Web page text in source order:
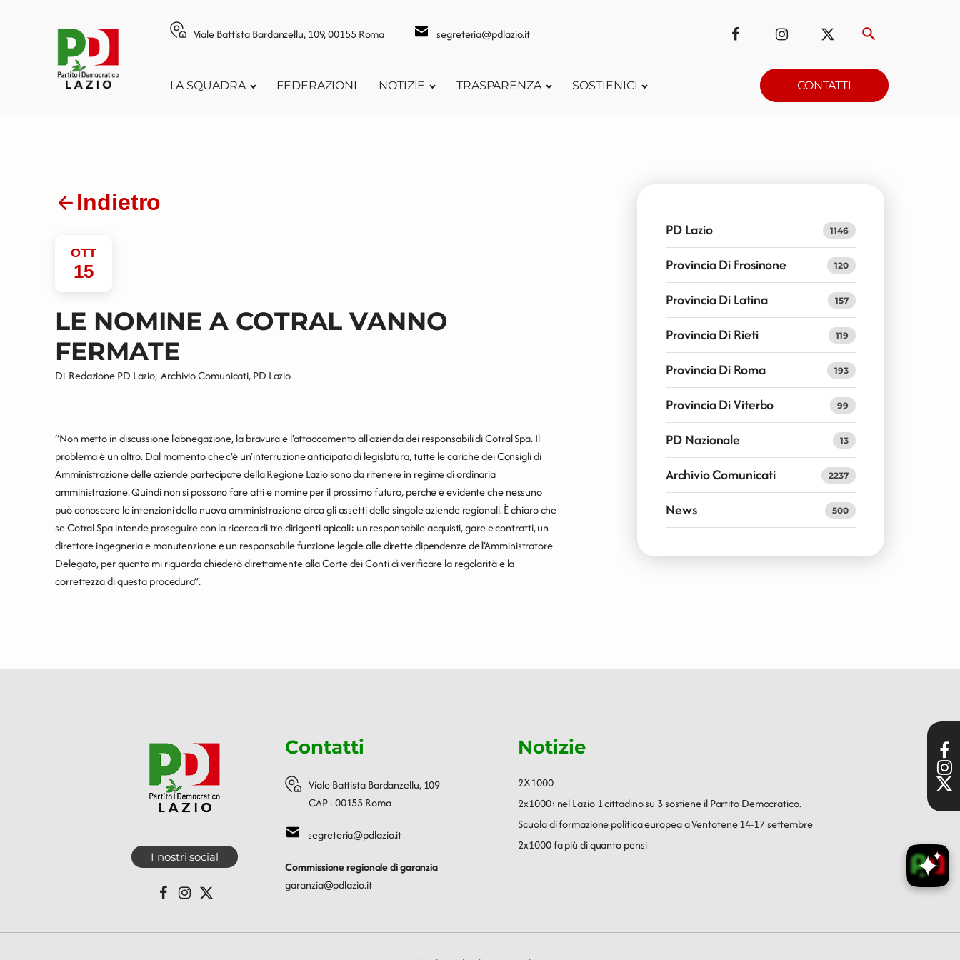
Viale Battista Bardanzellu, 109, 00155 Roma segreteria@pdlazio.it
LA SQUADRA FEDERAZIONI NOTIZIE TRASPARENZA SOSTIENICI CONTATTI
Indietro
OTT
15
LE NOMINE A COTRAL VANNO
FERMATE
Di Redazione PD Lazio, Archivio Comunicati,PD Lazio
“Non metto in discussione l'abnegazione, la bravura e l'attaccamento all'azienda dei responsabili di Cotral Spa. Il
problema è un altro. Dal momento che c'è un’interruzione anticipata di legislatura, tutte le cariche dei Consigli di
Amministrazione delle aziende partecipate della Regione Lazio sono da ritenere in regime di ordinaria
amministrazione. Quindi non si possono fare atti e nomine per il prossimo futuro, perché è evidente che nessuno
può conoscere le intenzioni della nuova amministrazione circa gli assetti delle singole aziende regionali. È chiaro che
se Cotral Spa intende proseguire con la ricerca di tre dirigenti apicali: un responsabile acquisti, gare e contratti, un
direttore ingegneria e manutenzione e un responsabile funzione legale alle dirette dipendenze dell’Amministratore
Delegato, per quanto mi riguarda chiederò direttamente alla Corte dei Conti di verificare la regolarità e la
correttezza di questa procedura”.
PD Lazio 1146
Provincia Di Frosinone 120
Provincia Di Latina 157
Provincia Di Rieti 119
Provincia Di Roma 193
Provincia Di Viterbo 99
PD Nazionale 13
Archivio Comunicati 2237
News 500
I nostri social
Contatti
Viale Battista Bardanzellu, 109
CAP - 00155 Roma
segreteria@pdlazio.it
Commissione regionale di garanzia
garanzia@pdlazio.it
Notizie
2X1000
2x1000: nel Lazio 1 cittadino su 3 sostiene il Partito Democratico.
Scuola di formazione politica europea a Ventotene 14-17 settembre
2x1000 fa più di quanto pensi